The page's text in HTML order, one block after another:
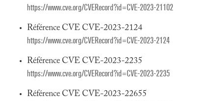
https://www.cve.org/CVERecord?id=CVE-2023-21102
Référence CVE CVE-2023-2124
https://www.cve.org/CVERecord?id=CVE-2023-2124
Référence CVE CVE-2023-2235
https://www.cve.org/CVERecord?id=CVE-2023-2235
Référence CVE CVE-2023-22655